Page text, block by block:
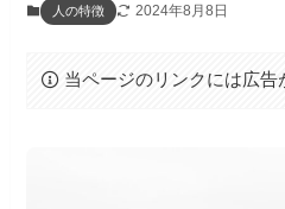
人の特徴 2024年8月8日
当ページのリンクには広告